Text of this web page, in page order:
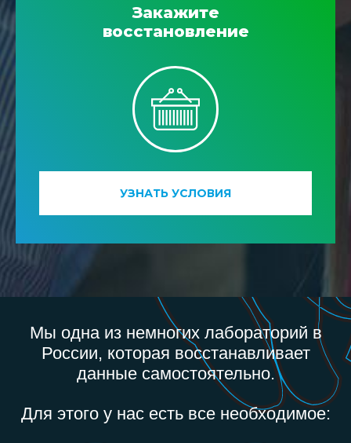
Закажите
восстановление
УЗНАТЬ УСЛОВИЯ
Мы одна из немногих лабораторий в
России, которая восстанавливает
данные самостоятельно.
Для этого у нас есть все необходимое: